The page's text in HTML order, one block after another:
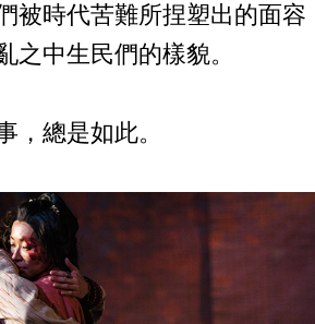
購物 結帳付款
被時代苦難所捏塑出的面容
之中生民們的樣貌。
，總是如此。